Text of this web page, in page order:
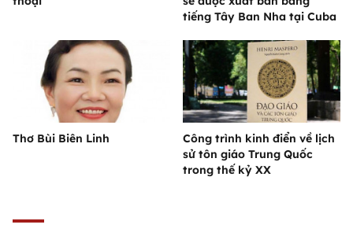
tiếng Tây Ban Nha tại Cuba
Thơ Bùi Biên Linh
Công trình kinh điển về lịch
sử tôn giáo Trung Quốc
trong thế kỷ XX